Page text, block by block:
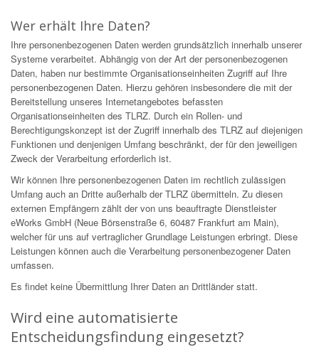
Wer erhält Ihre Daten?
Ihre personenbezogenen Daten werden grundsätzlich innerhalb unserer
Systeme verarbeitet. Abhängig von der Art der personenbezogenen
Daten, haben nur bestimmte Organisationseinheiten Zugriff auf Ihre
personenbezogenen Daten. Hierzu gehören insbesondere die mit der
Bereitstellung unseres Internetangebotes befassten
Organisationseinheiten des TLRZ. Durch ein Rollen- und
Berechtigungskonzept ist der Zugriff innerhalb des TLRZ auf diejenigen
Funktionen und denjenigen Umfang beschränkt, der für den jeweiligen
Zweck der Verarbeitung erforderlich ist.
Wir können Ihre personenbezogenen Daten im rechtlich zulässigen
Umfang auch an Dritte außerhalb der TLRZ übermitteln. Zu diesen
externen Empfängern zählt der von uns beauftragte Dienstleister
eWorks GmbH (Neue Börsenstraße 6, 60487 Frankfurt am Main),
welcher für uns auf vertraglicher Grundlage Leistungen erbringt. Diese
Leistungen können auch die Verarbeitung personenbezogener Daten
umfassen.
Es findet keine Übermittlung Ihrer Daten an Drittländer statt.
Wird eine automatisierte
Entscheidungsfindung eingesetzt?